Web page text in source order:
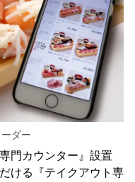
ダー
門カウンター』設置
ける『テイクアウト専